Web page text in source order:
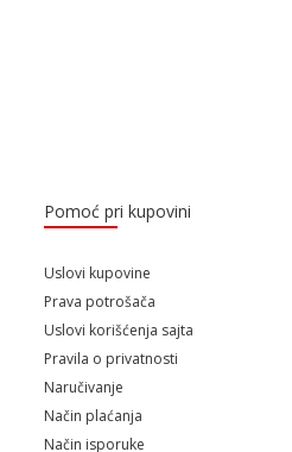
Pomoć pri kupovini
Uslovi kupovine
Prava potrošača
Uslovi korišćenja sajta
Pravila o privatnosti
Naručivanje
Način plaćanja
Način isporuke